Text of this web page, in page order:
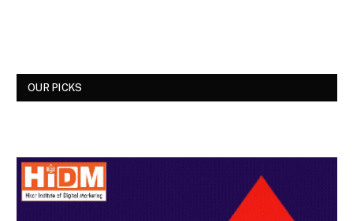
OUR PICKS